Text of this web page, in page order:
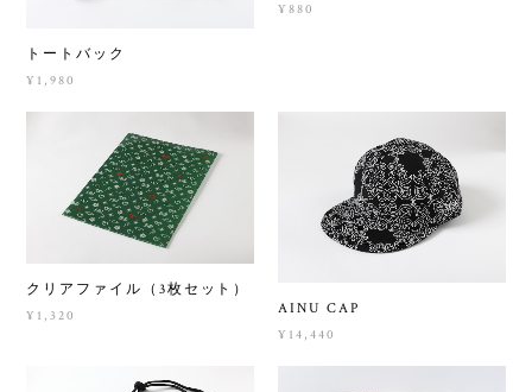
トートバック
¥1,980
¥880
クリアファイル（3枚セット）
¥1,320 AINU CAP
¥14,440